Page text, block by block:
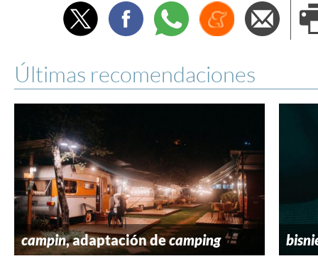
TwitterFacebookWhatsappMenéame
Últimas recomendaciones
campin, adaptación decamping